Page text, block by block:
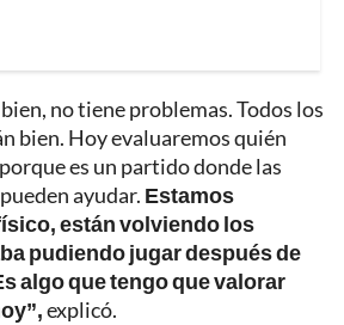
no tiene problemas. Todos los
bien. Hoy evaluaremos quién
es un partido donde las
ayudar. Estamos
están volviendo los
pudiendo jugar después de
algo que tengo que valorar
explicó.